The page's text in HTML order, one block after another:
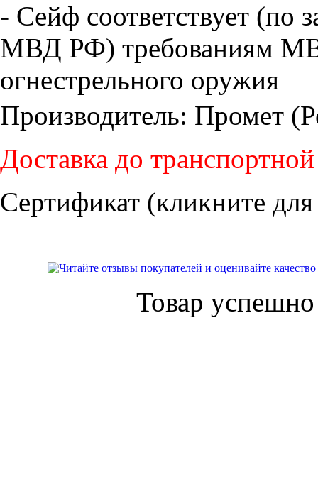
- Cейф соответствует
МВД РФ) требованиям
огнестрельного оружия
Производитель: Промет
Доставка до
Сертификат (кликните
Товар